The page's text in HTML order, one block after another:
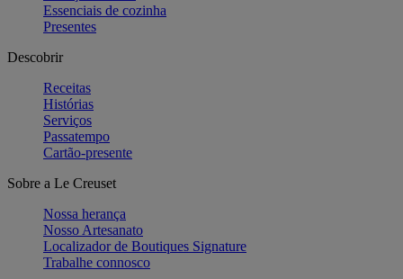
Essenciais de cozinha
Presentes
Descobrir
Receitas
Histórias
Serviços
Passatempo
Cartão-presente
Sobre a Le Creuset
Nossa herança
Nosso Artesanato
Localizador de Boutiques Signature
Trabalhe connosco